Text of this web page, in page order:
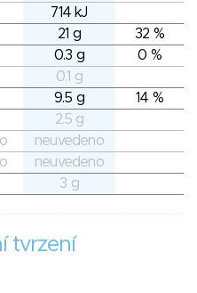
714 kJ
21 g
32 %
0.3 g
0 %
0.1 g
9.5 g
14 %
2.5 g
neuvedeno
neuvedeno
3 g
tvrzení